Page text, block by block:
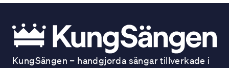
KungSängen – handgjorda sängar tillverkade i